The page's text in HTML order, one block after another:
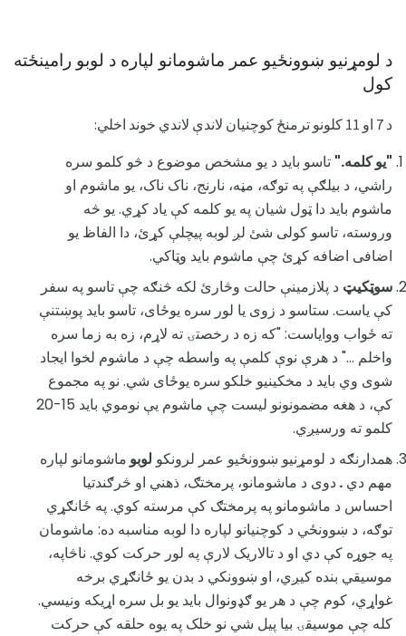
د لومړنیو ښوونځیو عمر ماشومانو لپاره د لوبو رامینځته
کول
د 7 او 11 کلونو ترمنځ کوچنيان لاندې لاندي خوند اخلي:
"یو کلمه." تاسو باید د یو مشخص موضوع د څو کلمو سره
راشي، د بیلګې په توګه، مڼه، نارنج، ناک ناک، یو ماشوم او
ماشوم باید دا ټول شیان په یو کلمه کې یاد کړي. یو څه
وروسته، تاسو کولی شئ لږ لوبه پیچلې کړئ، دا الفاظ یو
اضافی اضافه کړئ چې ماشوم باید وټاکي.
سوټکیټ د پلازمینې حالت وڅارئ لکه څنګه چې تاسو په سفر
کې یاست. ستاسو د زوی یا لور سره یوځای، تاسو باید پوښتنې
ته ځواب ووایاست: "که زه د رخصتۍ ته لاړم، زه به زما سره
واخلم ..." د هرې نوې کلمې په واسطه چې د ماشوم لخوا ایجاد
شوی وي باید د مخکینیو خلکو سره یوځای شي. نو په مجموع
کې، د هغه مضمونونو لیست چې ماشوم یې نوموي باید 15-20
کلمو ته ورسيږي.
همدارنګه د لومړنیو ښوونځیو عمر لرونکو لوبو ماشومانو لپاره
مهم دي .دوی د ماشومانو، پرمختګ، ذهني او څرګندتیا
احساس د ماشومانو په پرمختګ کې مرسته کوي. په ځانګړي
توګه، د ښوونځي د کوچنيانو لپاره دا لوبه مناسبه ده: ماشومان
په جوړه کې دي او د تالاریک لارې په لور حرکت کوي. ناڅاپه،
موسيقي بنده کیږي، او ښوونکي د بدن یو ځانګړي برخه
غواړي، کوم چې د هر یو ګډونوال باید یو بل سره اړیکه ونیسي.
کله چې موسيقۍ بیا پیل شي نو خلک په یوه حلقه کې حرکت